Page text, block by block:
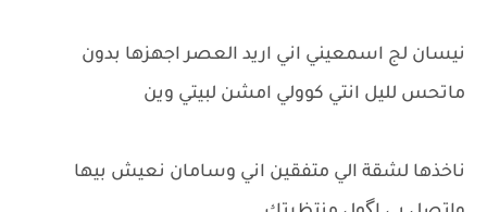
نيسان لج اسمعيني اني اريد العصر اجهزها بدون
ماتحس لليل انتي كوولي امشن لبيتي وين
ناخذها لشقة الي متفقين اني وسامان نعيش بيها